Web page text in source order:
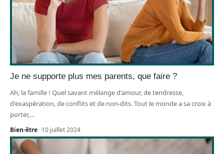
Je ne supporte plus mes parents, que faire ?
Ah, la famille ! Quel savant mélange d'amour, de tendresse,
d'exaspération, de conflits et de non-dits. Tout le monde a sa croix à
porter,…
Bien-être 10 juillet 2024